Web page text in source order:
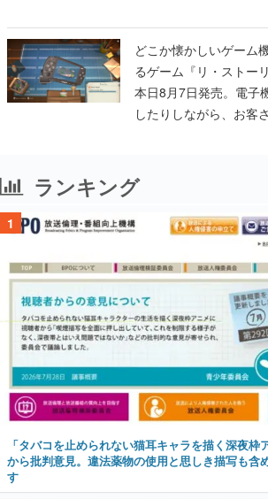
一撃をブチかませるロ
どこか懐かしいゲーム
るゲーム『リ・ストー
本日8月7日発売。電子
したりしながら、お客
ランキング
1
「タバコを止められない猫耳キャラを描く深夜枠
から批判意見。違法薬物の使用と思しき描写も含
す